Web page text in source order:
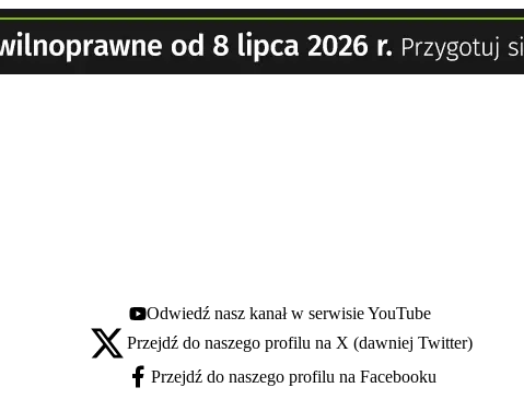
Youtube - otwiera się w nowej karcie
Odwiedź nasz kanał w serwisie YouTube
X - otwiera się w nowej karcie
Przejdź do naszego profilu na X (dawniej Twitter)
Facebook - otwiera się w nowej karcie
Przejdź do naszego profilu na Facebooku